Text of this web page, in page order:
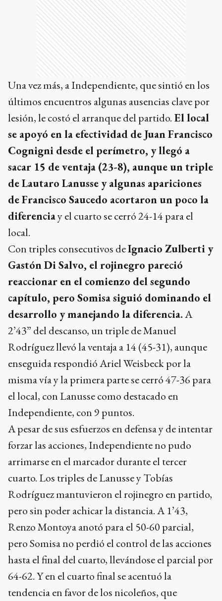
Una vez más, a Independiente, que sintió en los
últimos encuentros algunas ausencias clave por
lesión, le costó el arranque del partido. El local
se apoyó en la efectividad de Juan Francisco
Cognigni desde el perímetro, y llegó a
sacar 15 de ventaja (23-8), aunque un triple
de Lautaro Lanusse y algunas apariciones
de Francisco Saucedo acortaron un poco la
diferenciay el cuarto se cerró 24-14 para el
local.
Con triples consecutivos deIgnacio Zulberti y
Gastón Di Salvo, el rojinegro pareció
reaccionar en el comienzo del segundo
capítulo, pero Somisa siguió dominando el
desarrollo y manejando la diferencia.A
2’43” del descanso, un triple de Manuel
Rodríguez llevó la ventaja a 14 (45-31), aunque
enseguida respondió Ariel Weisbeck por la
misma vía y la primera parte se cerró 47-36 para
el local, con Lanusse como destacado en
Independiente, con 9 puntos.
A pesar de sus esfuerzos en defensa y de intentar
forzar las acciones, Independiente no pudo
arrimarse en el marcador durante el tercer
cuarto. Los triples de Lanusse y Tobías
Rodríguez mantuvieron el rojinegro en partido,
pero sin poder achicar la distancia. A 1’43,
Renzo Montoya anotó para el 50-60 parcial,
pero Somisa no perdió el control de las acciones
hasta el final del cuarto, llevándose el parcial por
64-62. Y en el cuarto final se acentuó la
tendencia en favor de los nicoleños, que